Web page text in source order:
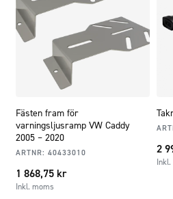
Fästen fram för
varningsljusramp VW Caddy
2005 – 2020
ARTNR: 40433010
1 868,75 kr
Inkl. moms
2